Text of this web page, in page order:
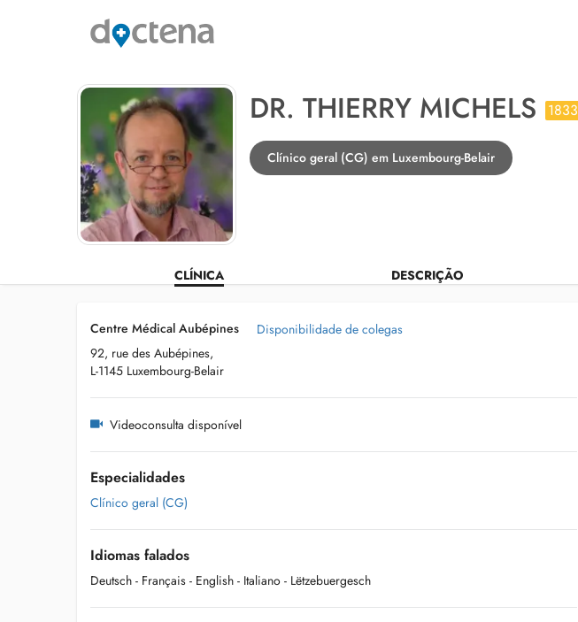
DR. THIERRY MICHELS 1833
Clínico geral (CG) em Luxembourg-Belair
CLÍNICA DESCRIÇÃO
Centre Médical Aubépines
92, rue des Aubépines,
L-1145 Luxembourg-Belair
Disponibilidade de colegas
Videoconsulta disponível
Especialidades
Clínico geral (CG)
Idiomas falados
Deutsch - Français - English - Italiano - Lëtzebuergesch